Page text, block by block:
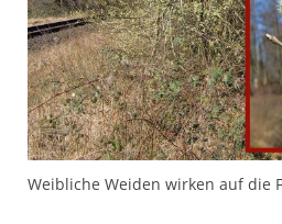
Weibliche Weiden wirken auf die